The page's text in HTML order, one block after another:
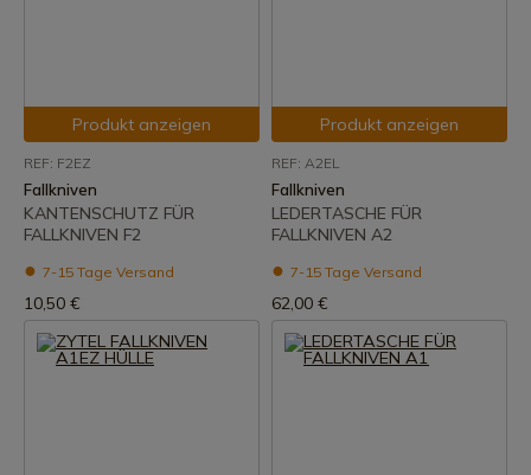
Produkt anzeigen
REF: F2EZ
Fallkniven
KANTENSCHUTZ FÜR
FALLKNIVEN F2
7-15 Tage Versand
10,50 €
Produkt anzeigen
REF: A2EL
Fallkniven
LEDERTASCHE FÜR
FALLKNIVEN A2
7-15 Tage Versand
62,00 €